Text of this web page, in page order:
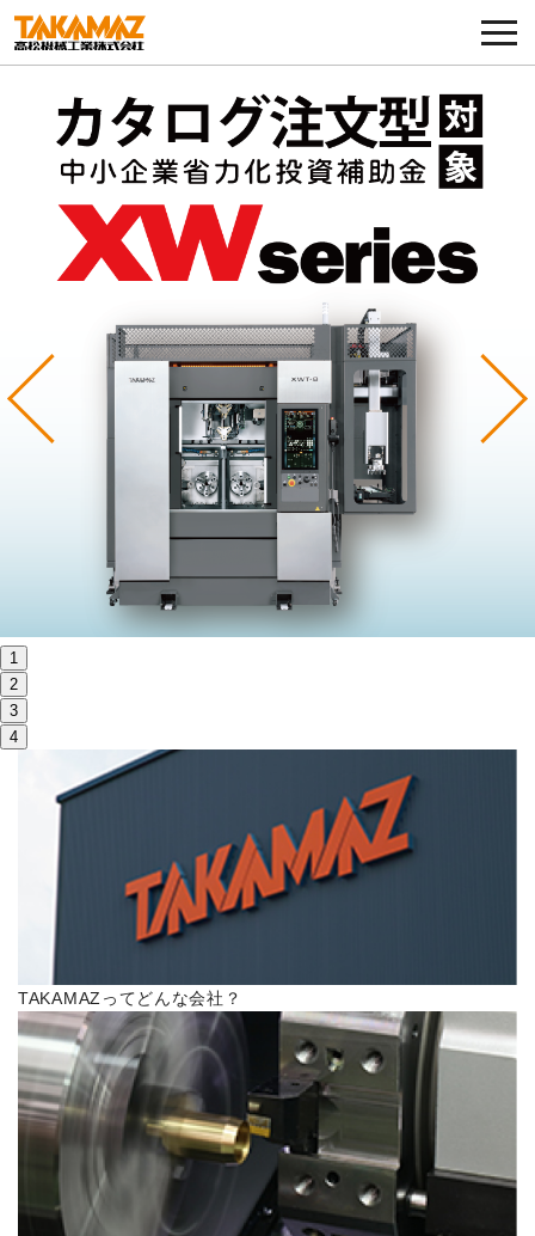
各種お問い合わせ・部品注文
採用に関してはこちらから
企業情報
展示会・イベント
コラム
製品ラインナップ
サステナビリティ
お問い合わせ
高松流技
ご利用に際して
当社のセキュリティへの取り組み
プライバシーポリシー
Previous
1
2
3
4
TAKAMAZってどんな会社？